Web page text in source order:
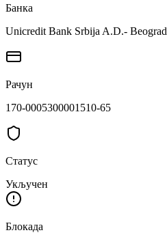
Банка
Unicredit Bank Srbija A.D.- Beograd
Рачун
170-0005300001510-65
Статус
Укључен
Блокада